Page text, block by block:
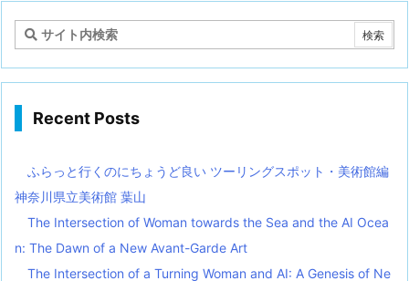
Recent Posts
ふらっと行くのにちょうど良い ツーリングスポット・美術館編
神奈川県立美術館 葉山
The Intersection of Woman towards the Sea and the AI Ocea
n: The Dawn of a New Avant-Garde Art
The Intersection of a Turning Woman and AI: A Genesis of Ne